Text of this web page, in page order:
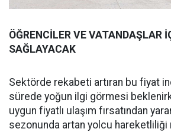
ÖĞRENCİLER VE VATANDAŞLAR
SAĞLAYACAK
Sektörde rekabeti artıran bu fiyat
sürede yoğun ilgi görmesi
uygun fiyatlı ulaşım fırsatından
sezonunda artan yolcu hareketliliği